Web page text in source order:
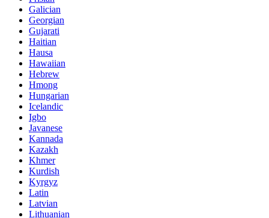
Galician
Georgian
Gujarati
Haitian
Hausa
Hawaiian
Hebrew
Hmong
Hungarian
Icelandic
Igbo
Javanese
Kannada
Kazakh
Khmer
Kurdish
Kyrgyz
Latin
Latvian
Lithuanian